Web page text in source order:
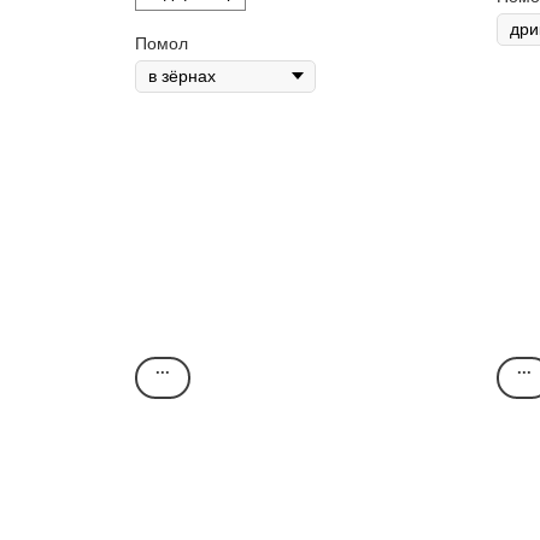
цветочный, карамель.
Помол
... ...